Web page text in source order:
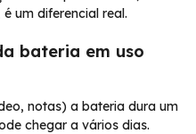
um diferencial real.
bateria em uso
notas) a bateria dura um
chegar a vários dias.